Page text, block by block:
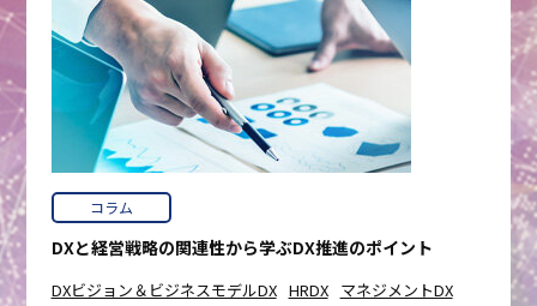
コラム
DXと経営戦略の関連性から学ぶDX推進のポイント
DXビジョン＆ビジネスモデルDX HRDX
マネジメントDX